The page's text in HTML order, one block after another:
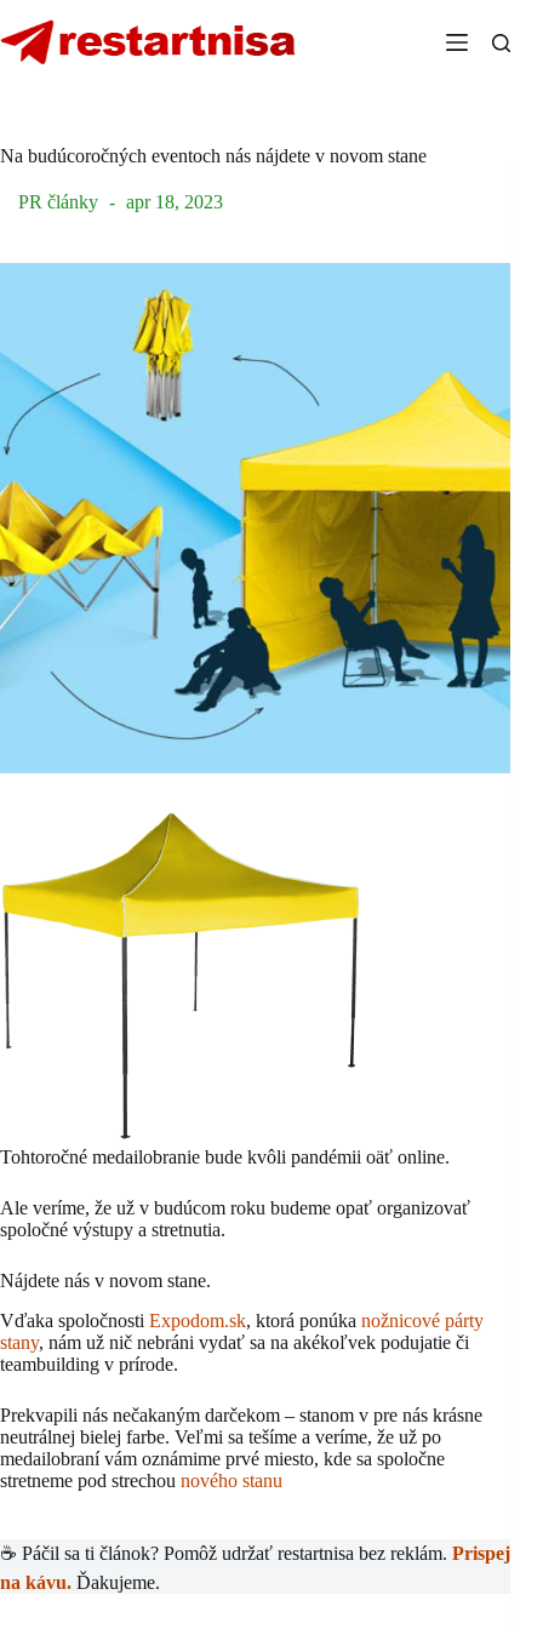
to
content
Na budúcoročných eventoch nás nájdete v novom stane
PR články apr 18, 2023
Tohtoročné medailobranie bude kvôli pandémii oäť online.
Ale veríme, že už v budúcom roku budeme opať organizovať
spoločné výstupy a stretnutia.
Nájdete nás v novom stane.
Vďaka spoločnosti Expodom.sk, ktorá ponúka nožnicové párty
stany, nám už nič nebráni vydať sa na akékoľvek podujatie či
teambuilding v prírode.
Prekvapili nás nečakaným darčekom – stanom v pre nás krásne
neutrálnej bielej farbe. Veľmi sa tešíme a veríme, že už po
medailobraní vám oznámime prvé miesto, kde sa spoločne
stretneme pod strechou nového stanu
☕ Páčil sa ti článok? Pomôž udržať restartnisa bez reklám. Prispej
na kávu. Ďakujeme.